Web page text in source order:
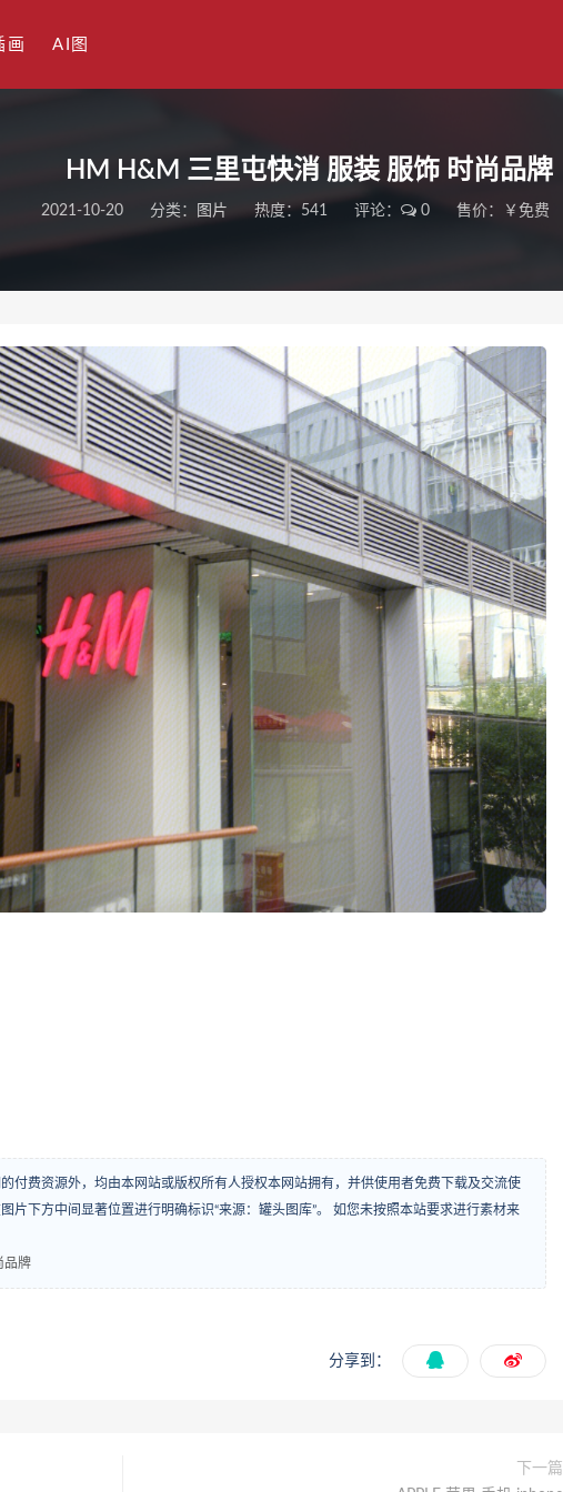
画 AI图
HM H&M 三里屯快消 服装 服饰 时尚品牌
2021-10-20 分类： 图片 热度：541 评论： 0 售价：￥免费
付费资源外，均由本网站或版权所有人授权本网站拥有，并供使用者免费下载及交流使
片下方中间显著位置进行明确标识“来源：罐头图库”。 如您未按照本站要求进行素材来
品牌
分享到：
下一篇